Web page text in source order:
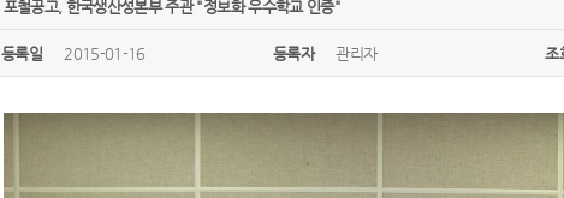
포철공고, 한국생산성본부 주관 "정보화 우수학교 인증"
등록일 2015-01-16 등록자 관리자 조